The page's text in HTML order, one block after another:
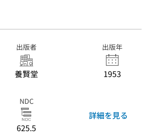
出版者
養賢堂
出版年
1953
NDC
625.5
詳細を見る